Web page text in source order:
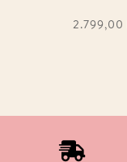
2.799,00
